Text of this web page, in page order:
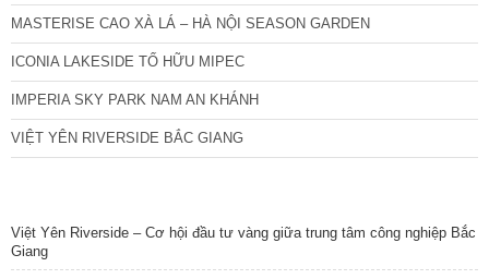
MASTERISE CAO XÀ LÁ – HÀ NỘI SEASON GARDEN
ICONIA LAKESIDE TỐ HỮU MIPEC
IMPERIA SKY PARK NAM AN KHÁNH
VIỆT YÊN RIVERSIDE BẮC GIANG
Việt Yên Riverside – Cơ hội đầu tư vàng giữa trung tâm công nghiệp Bắc
Giang